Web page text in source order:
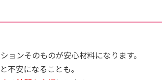
ョンそのものが安心材料になります。
不安になることも。